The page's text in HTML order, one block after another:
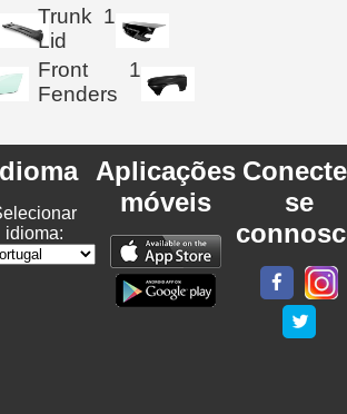
Trunk
Lid
1
Front
Fenders
1
idioma:
Aplicações
móveis
se